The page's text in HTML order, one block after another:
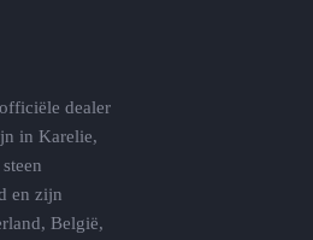
dealer
in Karelie,
en zijn
België,